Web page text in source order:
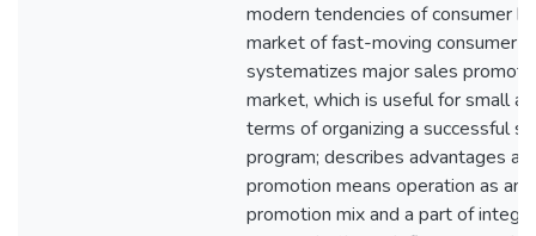
modern tendencies of consumer
market of fast-moving consumer
systematizes major sales
market, which is useful for small
terms of organizing a successful
program; describes advantages
promotion means operation as an
promotion mix and a part of